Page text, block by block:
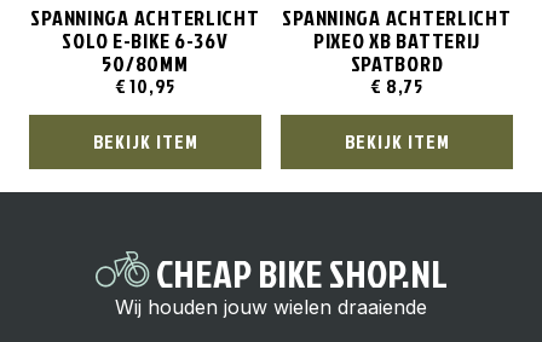
SPANNINGA ACHTERLICHT
SOLO E-BIKE 6-36V
50/80MM
€10,95
BEKIJK ITEM
SPANNINGA ACHTERLICHT
PIXEO XB BATTERIJ
SPATBORD
€ 8,75
BEKIJK ITEM
CHEAP BIKE SHOP.NL
Wij houden jouw wielen draaiende